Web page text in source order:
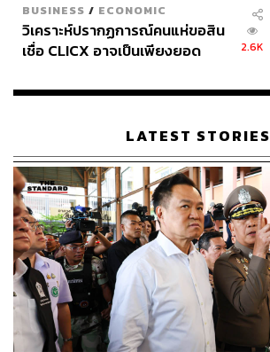
BUSINESS / ECONOMIC
วิเคราะห์ปรากฏการณ์คนแห่ขอสิน
เชื่อ CLICX อาจเป็นเพียงยอด
เรือนไทยที่ถูกซุกไว้
2.6K
LATEST STORIES